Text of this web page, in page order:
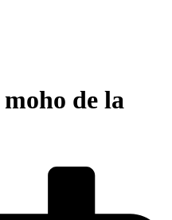
de la